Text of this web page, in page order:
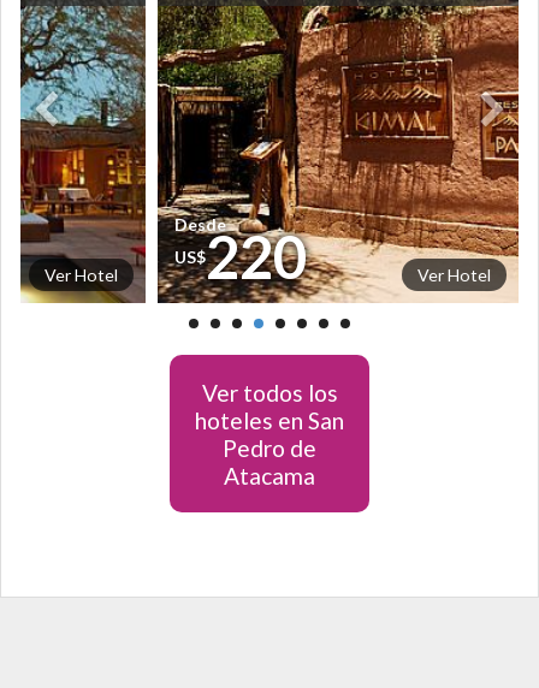
Ver Hotel Ver Hotel
Desde
US$220
Ver todos los
hoteles en San
Pedro de
Atacama